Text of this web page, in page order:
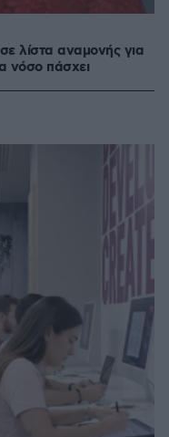
λίστα αναμονής για
νόσο πάσχει